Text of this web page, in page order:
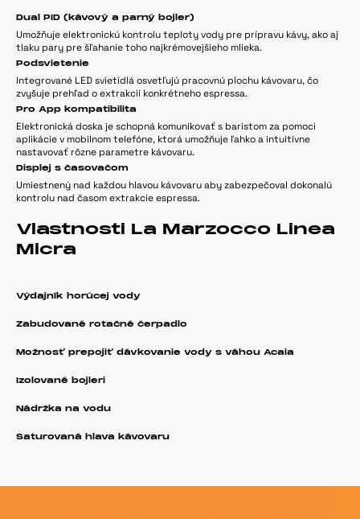
Dual PID (kávový a parný bojler)
Umožňuje elektronickú kontrolu teploty vody pre prípravu kávy, ako aj
tlaku pary pre šľahanie toho najkrémovejšieho mlieka.
Podsvietenie
Integrované LED svietidlá osvetľujú pracovnú plochu kávovaru, čo
zvyšuje prehľad o extrakcií konkrétneho espressa.
Pro App kompatibilita
Elektronická doska je schopná komunikovať s baristom za pomoci
aplikácie v mobilnom telefóne, ktorá umožňuje ľahko a intuitívne
nastavovať rôzne parametre kávovaru.
Displej s časovačom
Umiestnený nad každou hlavou kávovaru aby zabezpečoval dokonalú
kontrolu nad časom extrakcie espressa.
Vlastnosti La Marzocco Linea
Micra
Výdajník horúcej vody
Zabudované rotačné čerpadlo
Možnosť prepojiť dávkovanie vody s váhou Acaia
Izolované bojleri
Nádržka na vodu
Saturovaná hlava kávovaru